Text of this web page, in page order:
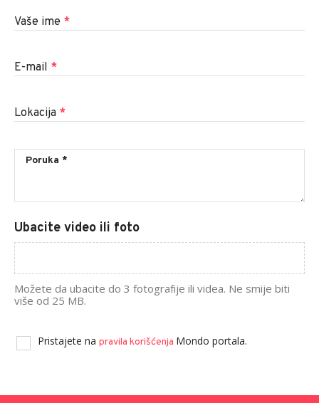
Vaše ime *
E-mail *
Lokacija *
Ubacite video ili foto
Možete da ubacite do 3 fotografije ili videa. Ne smije biti
više od 25 MB.
Pristajete na pravila korišćenja Mondo portala.